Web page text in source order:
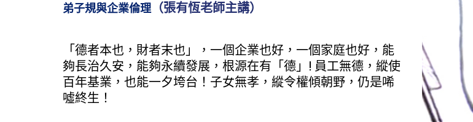
弟子規與企業倫理（張有恆老師主講）
「德者本也，財者末也」，一個企業也好，一個家庭也好，能
夠長治久安，能夠永續發展，根源在有「德」! 員工無德，縱使
百年基業，也能一夕垮台！子女無孝，縱令權傾朝野，仍是唏
噓終生！